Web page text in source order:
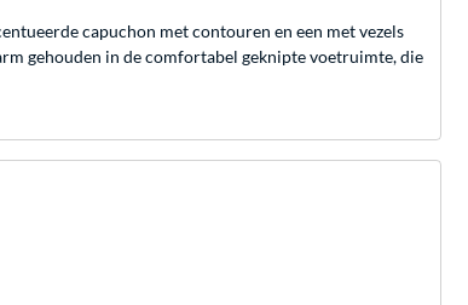
capuchon met contouren en een met vezels
gehouden in de comfortabel geknipte voetruimte, die